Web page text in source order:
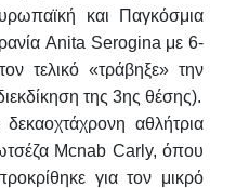
και Παγκόσμια
Anita Serogina με 6-
τελικό «τράβηξε» την
της 3ης θέσης).
αθλήτρια
Mcnab Carly, όπου
για τον μικρό